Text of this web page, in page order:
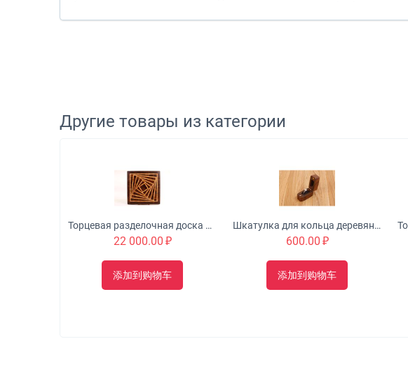
Другие товары из категории
Торцевая разделочная доска с 3D эффектом №5
22 000.00 ₽
添加到购物车
Шкатулка для кольца деревянная, торцевая, мини 50x25x35 мм.
600.00 ₽
添加到购物车